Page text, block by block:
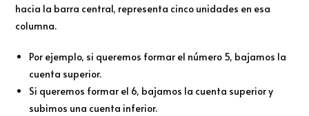
hacia la barra central, representa cinco unidades en esa
columna.
Por ejemplo, si queremos formar el número 5, bajamos la
cuenta superior.
Si queremos formar el 6, bajamos la cuenta superior y
subimos una cuenta inferior.